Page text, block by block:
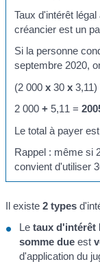
Taux d'intérêt légal
créancier est un
Si la personne
septembre 2020,
(2 000 x30 x3,11)
2 000 +5,11 =
Le total à payer
Rappel : même si
convient d'utiliser
Il existe 2 types
Letaux d'intérêt
somme due est
d'application du